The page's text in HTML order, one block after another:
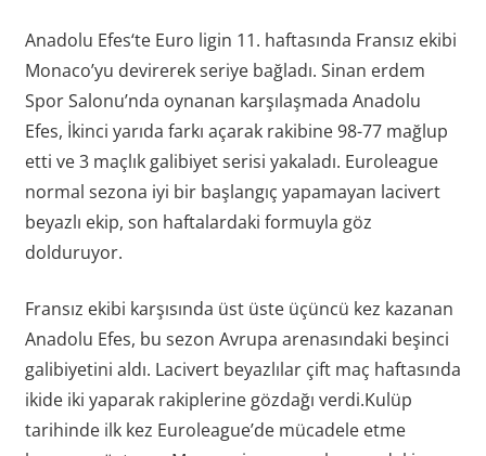
Anadolu Efes‘te Euro ligin 11. haftasında Fransız ekibi
Monaco’yu devirerek seriye bağladı. Sinan erdem
Spor Salonu’nda oynanan karşılaşmada Anadolu
Efes, İkinci yarıda farkı açarak rakibine 98-77 mağlup
etti ve 3 maçlık galibiyet serisi yakaladı. Euroleague
normal sezona iyi bir başlangıç yapamayan lacivert
beyazlı ekip, son haftalardaki formuyla göz
dolduruyor.
Fransız ekibi karşısında üst üste üçüncü kez kazanan
Anadolu Efes, bu sezon Avrupa arenasındaki beşinci
galibiyetini aldı. Lacivert beyazlılar çift maç haftasında
ikide iki yaparak rakiplerine gözdağı verdi.Kulüp
tarihinde ilk kez Euroleague’de mücadele etme